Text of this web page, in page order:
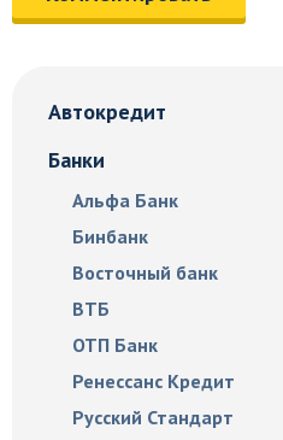
Автокредит
Банки
Альфа Банк
Бинбанк
Восточный банк
ВТБ
ОТП Банк
Ренессанс Кредит
Русский Стандарт